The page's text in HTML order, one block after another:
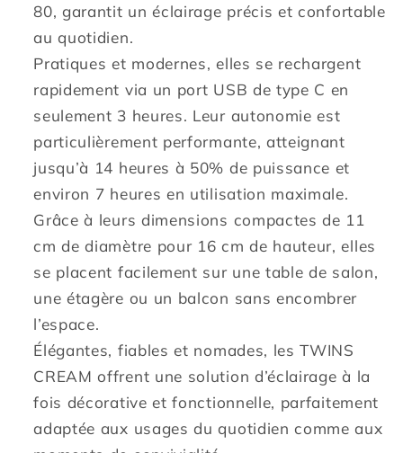
80, garantit un éclairage précis et confortable
au quotidien.
Pratiques et modernes, elles se rechargent
rapidement via un port USB de type C en
seulement 3 heures. Leur autonomie est
particulièrement performante, atteignant
jusqu’à 14 heures à 50% de puissance et
environ 7 heures en utilisation maximale.
Grâce à leurs dimensions compactes de 11
cm de diamètre pour 16 cm de hauteur, elles
se placent facilement sur une table de salon,
une étagère ou un balcon sans encombrer
l’espace.
Élégantes, fiables et nomades, les TWINS
CREAM offrent une solution d’éclairage à la
fois décorative et fonctionnelle, parfaitement
adaptée aux usages du quotidien comme aux